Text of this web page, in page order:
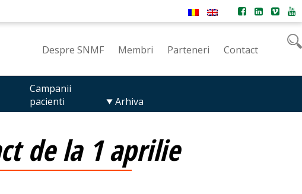
Despre SNMF Membri Parteneri Contact
Campanii
pacienti
Arhiva
de la 1 aprilie